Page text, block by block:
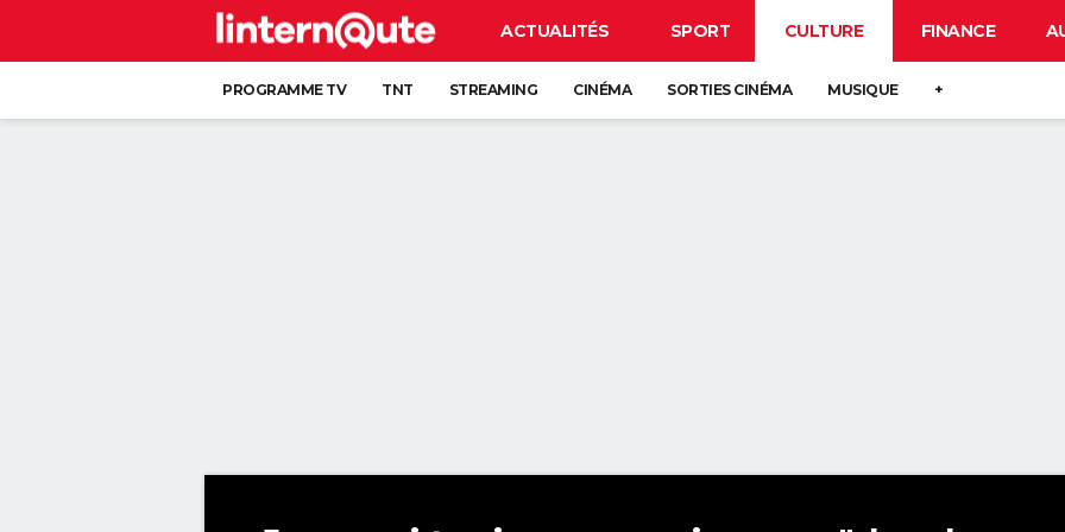
ACTUALITÉS SPORT CULTURE FINANCE
PROGRAMME TV TNT STREAMING CINÉMA SORTIES CINÉMA MUSIQUE +